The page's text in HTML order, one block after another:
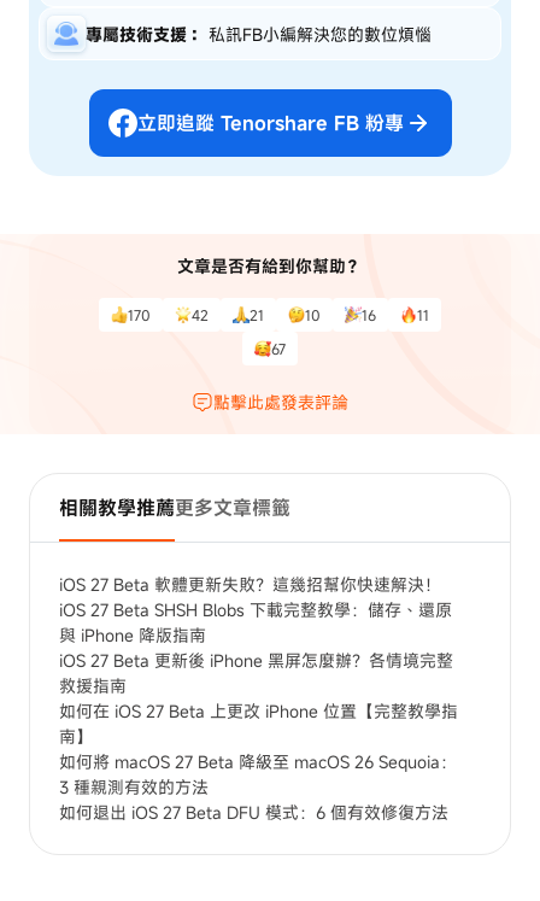
專屬技術支援： 私訊FB小編解決您的數位煩惱
立即追蹤 Tenorshare FB 粉專
文章是否有給到你幫助？
170 42 21 10 16
11
67
點擊此處發表評論
相關教學推薦更多文章標籤
iOS 27 Beta 軟體更新失敗？這幾招幫你快速解決！
iOS 27 Beta SHSH Blobs 下載完整教學：儲存、還原
與 iPhone 降版指南
iOS 27 Beta 更新後 iPhone 黑屏怎麼辦？各情境完整
救援指南
如何在 iOS 27 Beta 上更改 iPhone 位置【完整教學指
南】
如何將 macOS 27 Beta 降級至 macOS 26 Sequoia：
3 種親測有效的方法
如何退出 iOS 27 Beta DFU 模式：6 個有效修復方法